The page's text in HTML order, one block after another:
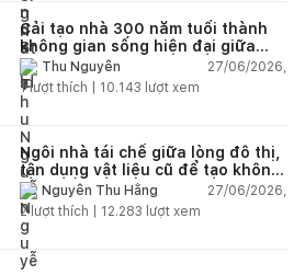
Cải tạo nhà 300 năm tuổi thành
không gian sống hiện đại giữa
thiên nhiên
Thu Nguyễn
27/06/2026,
1lượt thích | 10.143 lượt xem
Ngôi nhà tái chế giữa lòng đô thị,
tận dụng vật liệu cũ để tạo không
gian sống linh hoạt
Nguyễn Thu Hằng
27/06/2026,
2lượt thích | 12.283 lượt xem